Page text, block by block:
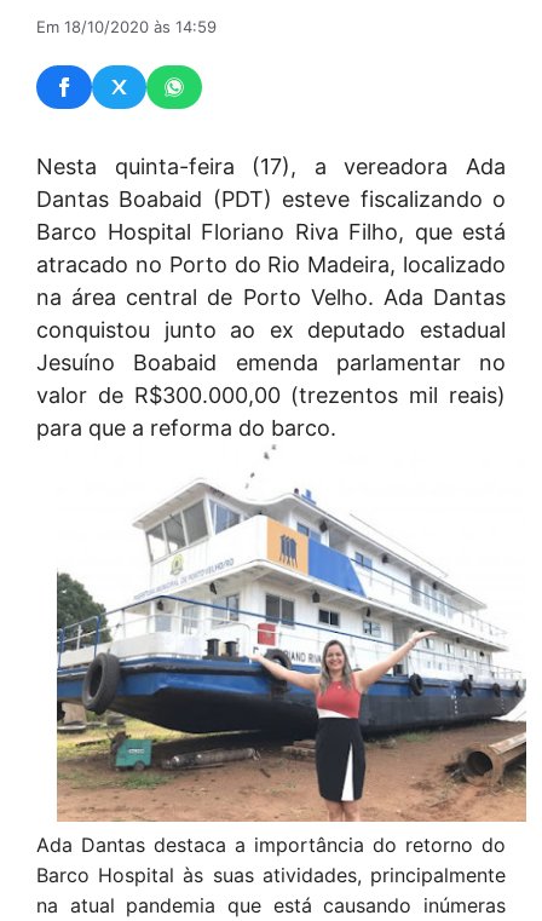
Em 18/10/2020 às 14:59
Nesta quinta-feira (17), a vereadora Ada
Dantas Boabaid (PDT) esteve fiscalizando o
Barco Hospital Floriano Riva Filho, que está
atracado no Porto do Rio Madeira, localizado
na área central de Porto Velho. Ada Dantas
conquistou junto ao ex deputado estadual
Jesuíno Boabaid emenda parlamentar no
valor de R$300.000,00 (trezentos mil reais)
para que a reforma do barco.
Ada Dantas destaca a importância do retorno do
Barco Hospital às suas atividades, principalmente
na atual pandemia que está causando inúmeras